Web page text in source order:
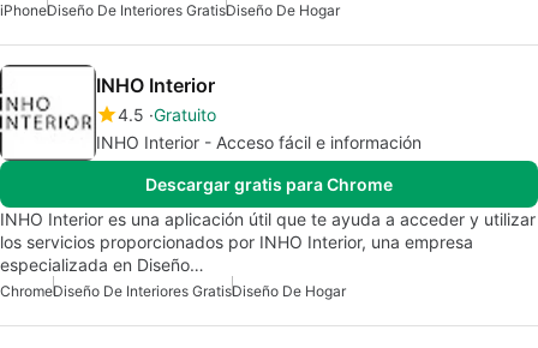
iPhoneDiseño De Interiores GratisDiseño De Hogar
INHO Interior
4.5 Gratuito
INHO Interior - Acceso fácil e información
Descargar gratis para Chrome
INHO Interior es una aplicación útil que te ayuda a acceder y utilizar
los servicios proporcionados por INHO Interior, una empresa
especializada en Diseño…
ChromeDiseño De Interiores GratisDiseño De Hogar